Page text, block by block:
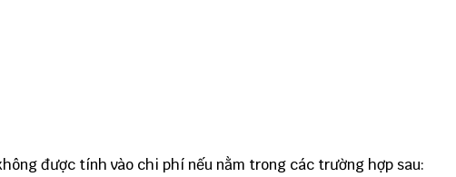
được tính vào chi phí nếu nằm trong các trường hợp sau: